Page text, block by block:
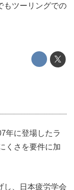
もツーリングでの
年に登場したラ
くさを要件に加
し、日本疲労学会